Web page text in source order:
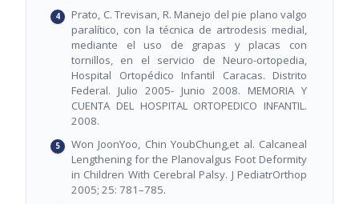
Prato, C. Trevisan, R. Manejo del pie plano valgo
paralítico, con la técnica de artrodesis medial,
mediante el uso de grapas y placas con
tornillos, en el servicio de Neuro-ortopedia,
Hospital Ortopédico Infantil Caracas. Distrito
Federal. Julio 2005- Junio 2008. MEMORIA Y
CUENTA DEL HOSPITAL ORTOPEDICO INFANTIL.
2008.
Won JoonYoo, Chin YoubChung,et al. Calcaneal
Lengthening for the Planovalgus Foot Deformity
in Children With Cerebral Palsy. J PediatrOrthop
2005; 25: 781–785.